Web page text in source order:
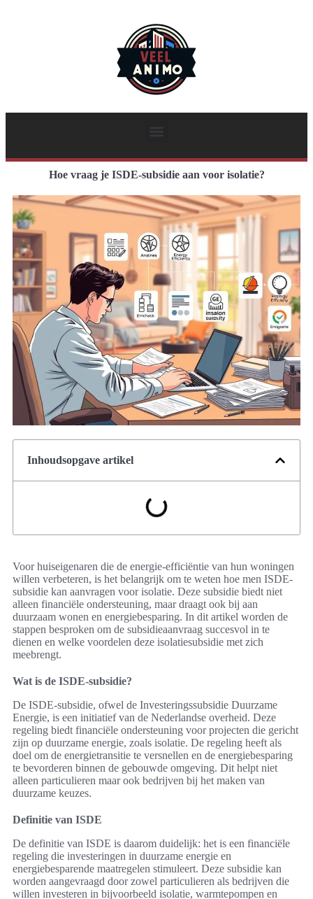
Hoe vraag je ISDE-subsidie aan voor isolatie?
Inhoudsopgave artikel
Voor huiseigenaren die de energie-efficiëntie van hun woningen
willen verbeteren, is het belangrijk om te weten hoe men ISDE-
subsidie kan aanvragen voor isolatie. Deze subsidie biedt niet
alleen financiële ondersteuning, maar draagt ook bij aan
duurzaam wonen en energiebesparing. In dit artikel worden de
stappen besproken om de subsidieaanvraag succesvol in te
dienen en welke voordelen deze isolatiesubsidie met zich
meebrengt.
Wat is de ISDE-subsidie?
De ISDE-subsidie, ofwel de Investeringssubsidie Duurzame
Energie, is een initiatief van de Nederlandse overheid. Deze
regeling biedt financiële ondersteuning voor projecten die gericht
zijn op duurzame energie, zoals isolatie. De regeling heeft als
doel om de energietransitie te versnellen en de energiebesparing
te bevorderen binnen de gebouwde omgeving. Dit helpt niet
alleen particulieren maar ook bedrijven bij het maken van
duurzame keuzes.
Definitie van ISDE
De definitie van ISDE is daarom duidelijk: het is een financiële
regeling die investeringen in duurzame energie en
energiebesparende maatregelen stimuleert. Deze subsidie kan
worden aangevraagd door zowel particulieren als bedrijven die
willen investeren in bijvoorbeeld isolatie, warmtepompen en